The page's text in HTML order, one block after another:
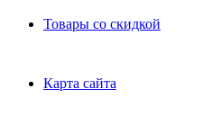
Товары со скидкой
Карта сайта